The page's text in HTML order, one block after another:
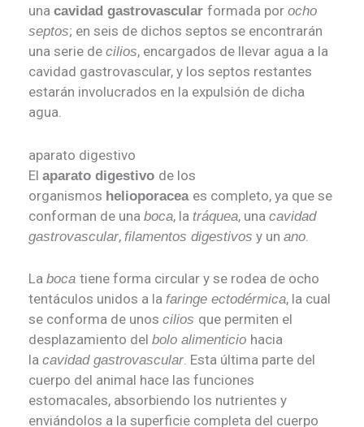
una cavidad gastrovascular formada por ocho
septos; en seis de dichos septos se encontrarán
una serie de cilios, encargados de llevar agua a la
cavidad gastrovascular, y los septos restantes
estarán involucrados en la expulsión de dicha
agua.
aparato digestivo
El aparato digestivo de los
organismos helioporacea es completo, ya que se
conforman de una boca, la tráquea, una cavidad
gastrovascular, filamentos digestivos y un ano
La boca tiene forma circular y se rodea de ocho
tentáculos unidos a la faringe ectodérmica, la cual
se conforma de unos cilios que permiten el
desplazamiento del bolo alimenticio hacia
la cavidad gastrovascular . Esta última parte del
cuerpo del animal hace las funciones
estomacales, absorbiendo los nutrientes y
enviándolos a la superficie completa del cuerpo